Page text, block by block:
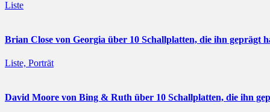
Liste
Brian Close von Georgia über 10 Schallplatten, die ihn geprägt
Liste, Porträt
David Moore von Bing & Ruth über 10 Schallplatten, die ihn